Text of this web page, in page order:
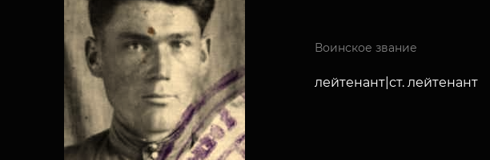
Воинское звание
лейтенант|ст. лейтенант